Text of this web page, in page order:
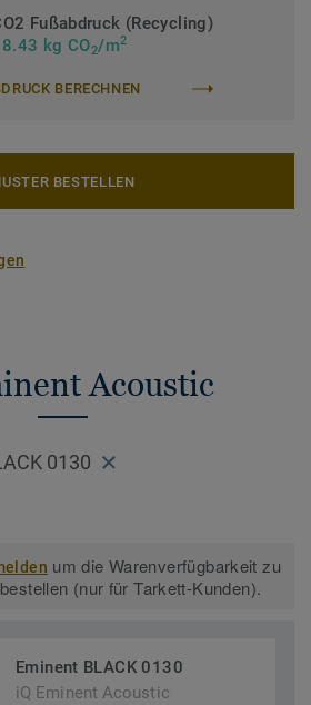
Fußabdruck (Recycling)
8.43 kg CO2/m2
BERECHNEN
BESTELLEN
Acoustic
0130
um die Warenverfügbarkeit zu
(nur für Tarkett-Kunden).
Eminent BLACK 0130
iQ Eminent Acoustic